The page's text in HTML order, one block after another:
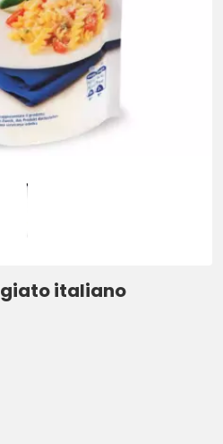
italiano